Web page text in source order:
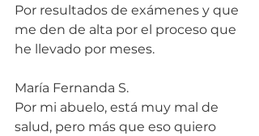
Por resultados de exámenes y que
me den de alta por el proceso que
he llevado por meses.
María Fernanda S.
Por mi abuelo, está muy mal de
salud, pero más que eso quiero